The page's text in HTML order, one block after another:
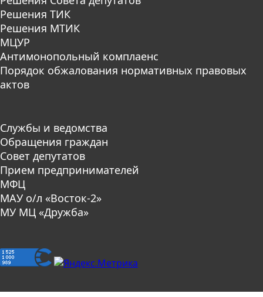
Решения ТИК
Решения МТИК
МЦУР
Антимонопольный комплаенс
Порядок обжалования нормативных правовых
актов
Службы и ведомства
Обращения граждан
Совет депутатов
Прием предпринимателей
МФЦ
МАУ о/л «Восток-2»
МУ МЦ «Дружба»